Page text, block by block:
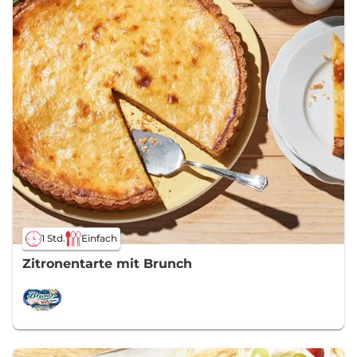
1 Std. Einfach
Zitronentarte mit Brunch